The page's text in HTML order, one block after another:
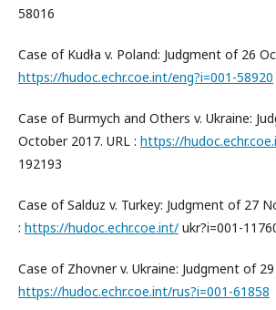
58016
Case of Kudła v. Poland: Judgment of 26
https://hudoc.echr.coe.int/eng?i=001-58920
Case of Burmych and Others v. Ukraine:
October 2017. URL : https://
192193
Case of Salduz v. Turkey: Judgment of 27
: https://hudoc.echr.coe.int/ ukr?i=001-
Case of Zhovner v. Ukraine: Judgment of 29
https://hudoc.echr.coe.int/rus?i=001-61858